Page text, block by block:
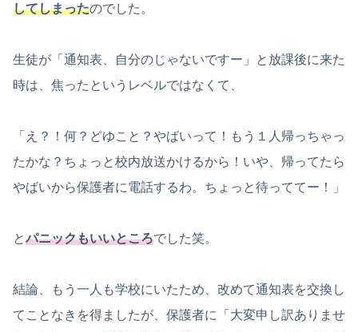
してしまったのでした。
生徒が「通知表、自分のじゃないですー」と放課後に来た
時は、焦ったというレベルではなくて、
「え？！何？どゆこと？やばいって！もう１人帰っちゃっ
たかな？ちょっと校内放送かけるから！いや、帰ってたら
やばいから保護者に電話するわ。ちょっと待っててー！」
とパニックもいいところでした笑。
結論、もう一人も学校にいたため、改めて通知表を交換し
てことなきを得ましたが、保護者に「大変申し訳ありませ